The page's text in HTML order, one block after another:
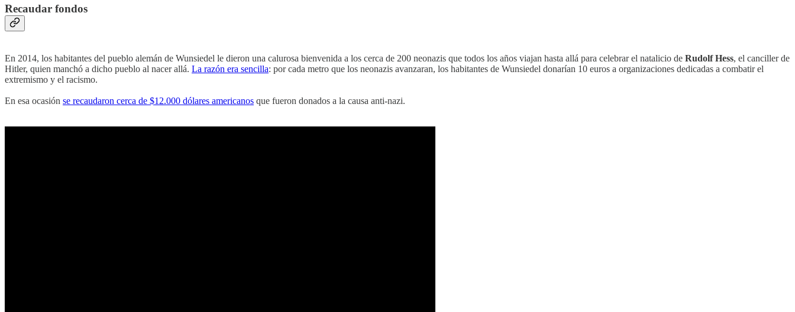
Recaudar fondos
En 2014, los habitantes del pueblo alemán de Wunsiedel le dieron una calurosa bienvenida a los cerca de 200 neonazis que todos los años viajan hasta allá para celebrar el natalicio de Rudolf Hess, el canciller de
Hitler, quien manchó a dicho pueblo al nacer allá. La razón era sencilla: por cada metro que los neonazis avanzaran, los habitantes de Wunsiedel donarían 10 euros a organizaciones dedicadas a combatir el
extremismo y el racismo.
En esa ocasión se recaudaron cerca de $12.000 dólares americanos que fueron donados a la causa anti-nazi.